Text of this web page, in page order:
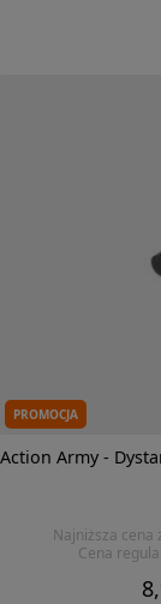
PROMOCJA
Action Army -
Najniższa cena
Cena